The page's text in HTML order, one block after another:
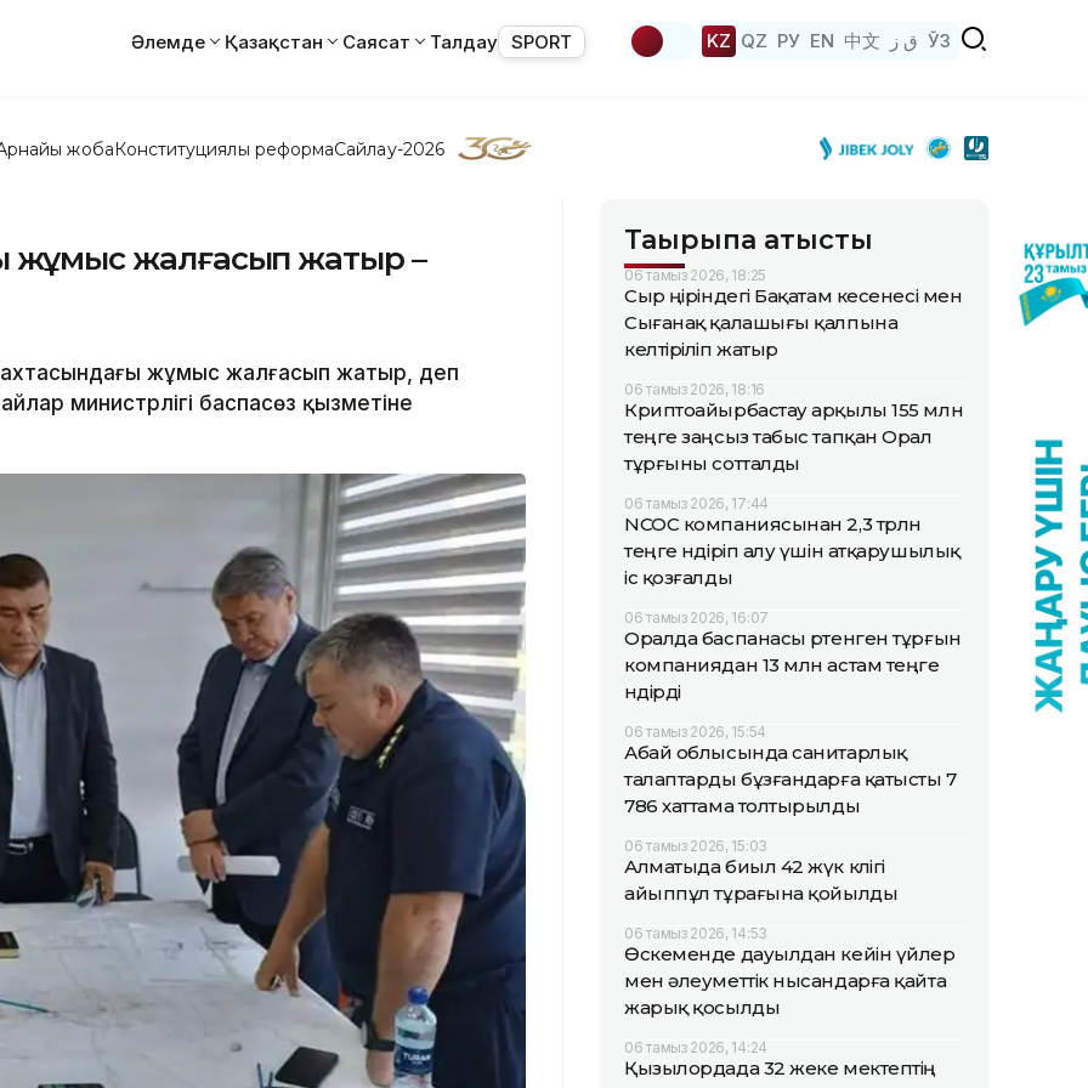
Әлемде Қазақстан Саясат Талдау SPORT KZ QZ РУ EN 中文 ق ز ЎЗ
жобаКонституциялық реформаСайлау-2026
жұмыс жалғасып жатыр –
жұмыс жалғасып жатыр, деп
министрлігі баспасөз қызметіне
Тақырыпқа қатысты
06 тамыз 2026, 18:25
Сыр өңіріндегі Бақатам кесенесі мен
Сығанақ қалашығы қалпына
келтіріліп жатыр
06 тамыз 2026, 18:16
Криптоайырбастау арқылы 155 млн
теңге заңсыз табыс тапқан Орал
тұрғыны сотталды
06 тамыз 2026, 17:44
NCOC компаниясынан 2,3 трлн
теңге өндіріп алу үшін атқарушылық
іс қозғалды
06 тамыз 2026, 16:07
Оралда баспанасы өртенген тұрғын
компаниядан 13 млн астам теңге
өндірді
06 тамыз 2026, 15:54
Абай облысында санитарлық
талаптарды бұзғандарға қатысты 7
786 хаттама толтырылды
06 тамыз 2026, 15:03
Алматыда биыл 42 жүк көлігі
айыппұл тұрағына қойылды
06 тамыз 2026, 14:53
Өскеменде дауылдан кейін үйлер
мен әлеуметтік нысандарға қайта
жарық қосылды
06 тамыз 2026, 14:24
Қызылордада 32 жеке мектептің